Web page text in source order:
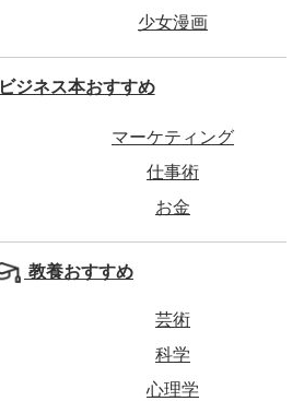
少女漫画
ビジネス本おすすめ
マーケティング
仕事術
お金
教養おすすめ
芸術
科学
心理学